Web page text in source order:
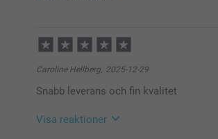
10:09
Hej Maja,
Stort tack för ditt fina omdöme
Kirsi @smartphoto
Caroline Hellberg, 2025-12-29
Snabb leverans och fin kvalitet
Visa reaktioner